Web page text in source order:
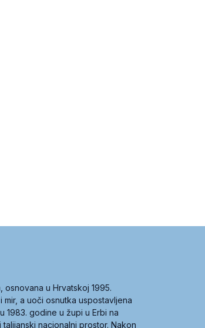
u Hrvatskoj 1995.
a uoči osnutka uspostavljena
1983. godine u župi u Erbi na
nacionalni prostor. Nakon